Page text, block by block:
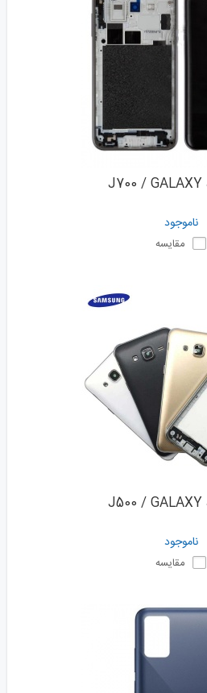
ناموجود
مقایسه
ناموجود
مقایسه